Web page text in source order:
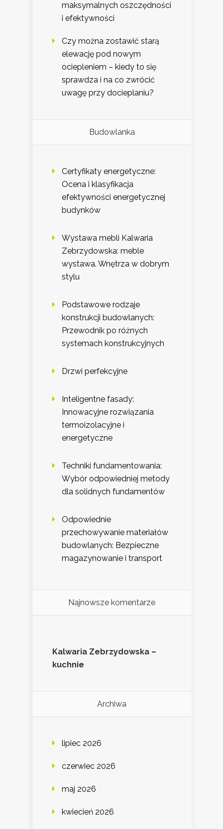
maksymalnych oszczędności
i efektywności
Czy można zostawić starą
elewację pod nowym
ociepleniem – kiedy to się
sprawdza i na co zwrócić
uwagę przy docieplaniu?
Budowlanka
Certyfikaty energetyczne:
Ocena i klasyfikacja
efektywności energetycznej
budynków
Wystawa mebli Kalwaria
Zebrzydowska: meble
wystawa. Wnętrza w dobrym
stylu
Podstawowe rodzaje
konstrukcji budowlanych:
Przewodnik po różnych
systemach konstrukcyjnych
Drzwi perfekcyjne
Inteligentne fasady:
Innowacyjne rozwiązania
termoizolacyjne i
energetyczne
Techniki fundamentowania:
Wybór odpowiedniej metody
dla solidnych fundamentów
Odpowiednie
przechowywanie materiałów
budowlanych: Bezpieczne
magazynowanie i transport
Najnowsze komentarze
Kalwaria Zebrzydowska –
kuchnie
Archiwa
lipiec 2026
czerwiec 2026
maj 2026
kwiecień 2026